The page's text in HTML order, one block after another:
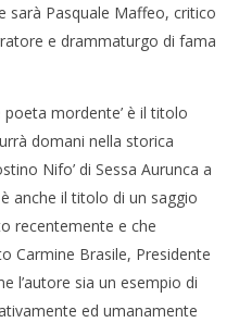
sarà Pasquale Maffeo, critico
e drammaturgo di fama
mordente’ è il titolo
domani nella storica
Nifo’ di Sessa Aurunca a
anche il titolo di un saggio
recentemente e che
Carmine Brasile, Presidente
l’autore sia un esempio di
ed umanamente